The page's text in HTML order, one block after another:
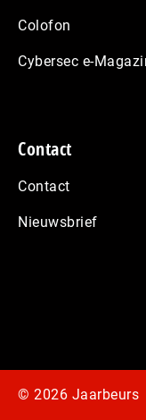
Colofon
Cybersec e-
Contact
Contact
Nieuwsbrief
© 2026 Jaarbeurs